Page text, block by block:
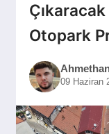
Otopark
09 Haziran